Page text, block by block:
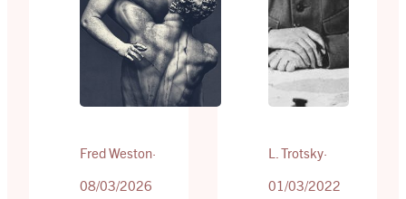
Fred Weston·
08/03/2026
L. Trotsky·
01/03/2022